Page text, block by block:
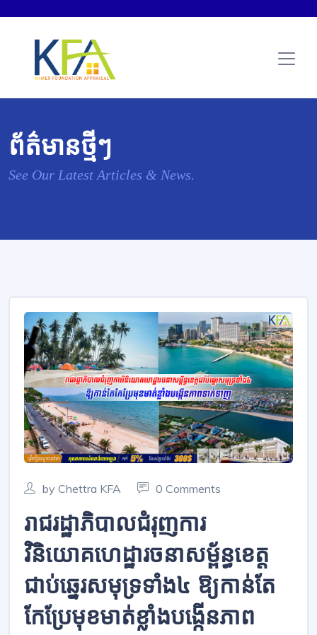
ព័ត៌មានថ្មីៗ
See Our Latest Articles & News.
by Chettra KFA 0 Comments
រាជរដ្ឋាភិបាលជំរុញការ
វិនិយោគហេដ្ឋារចនាសម្ព័ន្ធខេត្ត
ជាប់​​ឆ្នេរ​សមុទ្រ​ទាំង​៤ ឱ្យកាន់តែ​
កែ​ប្រែមុ​ខមាត់​ខ្លាំងបង្កើនភាព